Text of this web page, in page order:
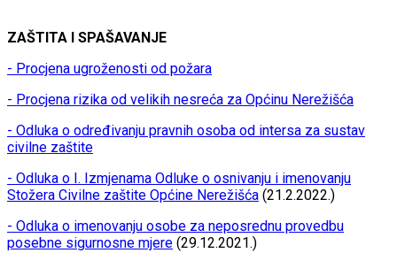
ZAŠTITA I SPAŠAVANJE
- Procjena ugroženosti od požara
- Procjena rizika od velikih nesreća za Općinu Nerežišća
- Odluka o određivanju pravnih osoba od intersa za sustav
civilne zaštite
- Odluka o I. Izmjenama Odluke o osnivanju i imenovanju
Stožera Civilne zaštite Općine Nerežišća (21.2.2022.)
- Odluka o imenovanju osobe za neposrednu provedbu
posebne sigurnosne mjere (29.12.2021.)